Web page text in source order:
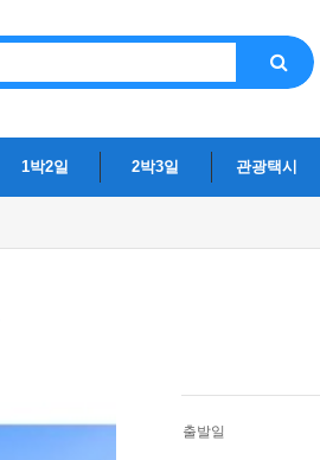
1박2일 2박3일 관광택시
출발일